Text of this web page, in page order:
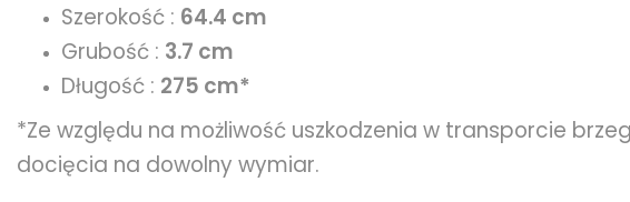
Szerokość : 64.4 cm
Grubość : 3.7 cm
Długość : 275 cm*
*Ze względu na możliwość uszkodzenia w transporcie
docięcia na dowolny wymiar.